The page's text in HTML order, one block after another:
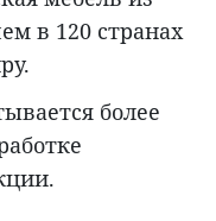
в 120 странах
более